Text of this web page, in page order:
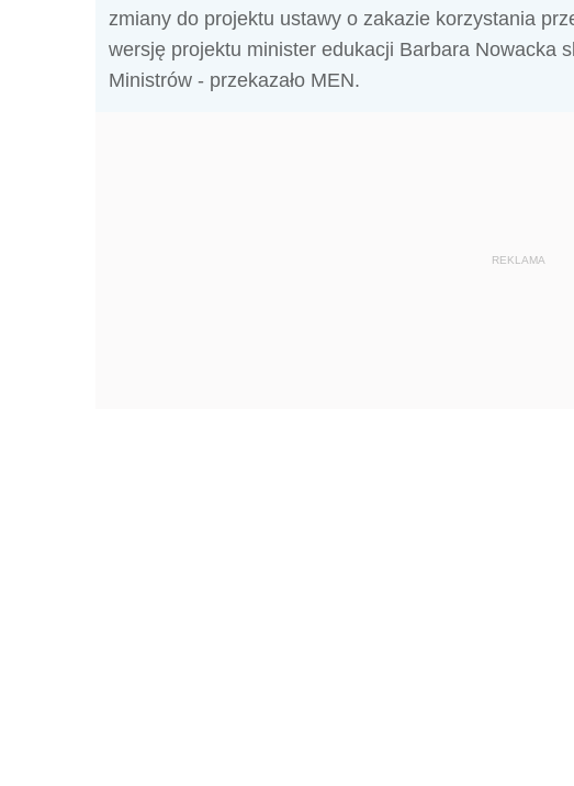
zmiany do projektu ustawy o zakazie korzystania
wersję projektu minister edukacji Barbara Nowacka
Ministrów - przekazało MEN.
REKLAMA